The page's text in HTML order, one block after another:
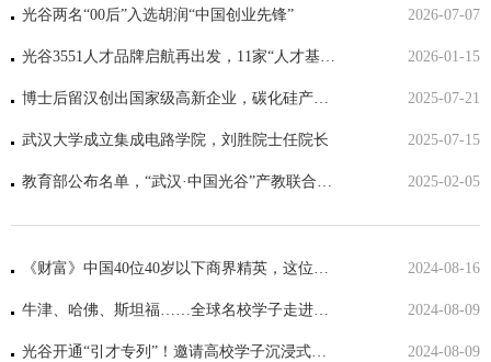
光谷两名“00后”入选胡润“中国创业先锋” 2026-07-07
光谷3551人才品牌启航再出发，11家“人才基金合伙人”授牌，一批项目签约 2026-01-15
博士后留汉创出国家级高新企业，碳化硅产品已应用在船舶、航空、新能源等行业 2025-07-21
武汉大学成立集成电路学院，刘胜院士任院长 2025-07-15
教育部公布名单，“武汉·中国光谷”产教联合体入选 2025-02-05
《财富》中国40位40岁以下商界精英，这位光谷人入选！ 2024-08-16
牛津、哈佛、斯坦福……全球名校学子走进光谷：这是一个年轻人干事创业、安居乐业的好地方 2024-08-09
光谷开通“引才专列”！邀请高校学子沉浸式体验创新创业 2024-08-09